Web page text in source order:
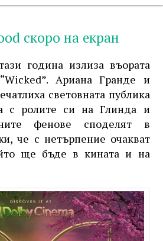
скоро на екран
година излиза въората
Ариана Гранде и
световната публика
с ролите си на Глинда и
фенове споделят в
че с нетърпение очакват
ще бъде в кината и на